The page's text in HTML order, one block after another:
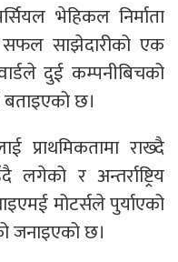
भेहिकल निर्माता
साझेदारीको एक
दुई कम्पनीबिचको
छ।
प्राथमिकतामा राख्दै
र अन्तर्राष्ट्रिय
मोटर्सले पुर्याएको
जनाइएको छ।